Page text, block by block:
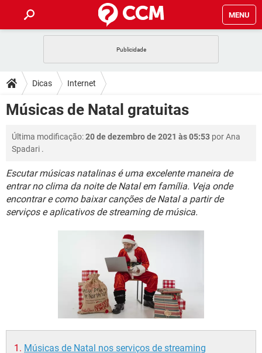
MENU
CELULAR
OUTLOOK EXCEL
GUIA DE COMPRAS
DICAS
JOGOS
CELULAR FACEBOOK
OUTLOOK EXCEL
GUIA DE COMPRAS
DOWNLOADS
CELULAR
INSTAGRAM GMAIL
GUIA DE COMPRAS
FÓRUM
CELULAR FACEBOOK
OUTLOOK EXCEL
INSTAGRAM GMAIL
JOGOS WHATSAPP
CELULAR FACEBOOK
GMAIL
Dicas Internet
Músicas de Natal gratuitas
Última modificação:20 de dezembro de 2021 às 05:53 porAna
Spadari .
Escutar músicas natalinas é uma excelente maneira de
entrar no clima da noite de Natal em família. Veja onde
encontrar e como baixar canções de Natal a partir de
serviços e aplicativos de streaming de música.
Músicas de Natal nos serviços de streaming